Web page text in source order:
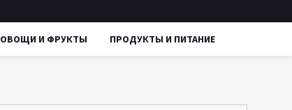
ОВОЩИ И ФРУКТЫ ПРОДУКТЫ И ПИТАНИЕ